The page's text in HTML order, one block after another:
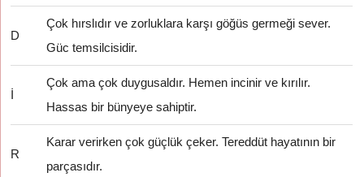
D
Çok hırslıdır ve zorluklara karşı göğüs germeği sever.
Güc temsilcisidir.
İ
Çok ama çok duygusaldır. Hemen incinir ve kırılır.
Hassas bir bünyeye sahiptir.
R
Karar verirken çok güçlük çeker. Tereddüt hayatının bir
parçasıdır.